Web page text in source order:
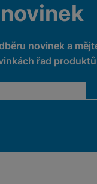
novinek a
řad